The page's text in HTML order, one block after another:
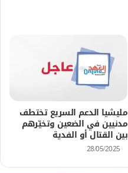
مليشيا الدعم السريع تختطف
مدنيين في الضعين وتخيّرهم
بين القتال أو الفدية
28/05/2025